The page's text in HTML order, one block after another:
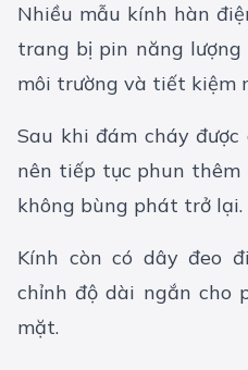
Nhiều mẫu kính hàn
trang bị pin năng
môi trường và tiết kiệm
Sau khi đám cháy
nên tiếp tục phun thêm
không bùng phát trở lại.
Kính còn có dây đeo
chỉnh độ dài ngắn cho
mặt.